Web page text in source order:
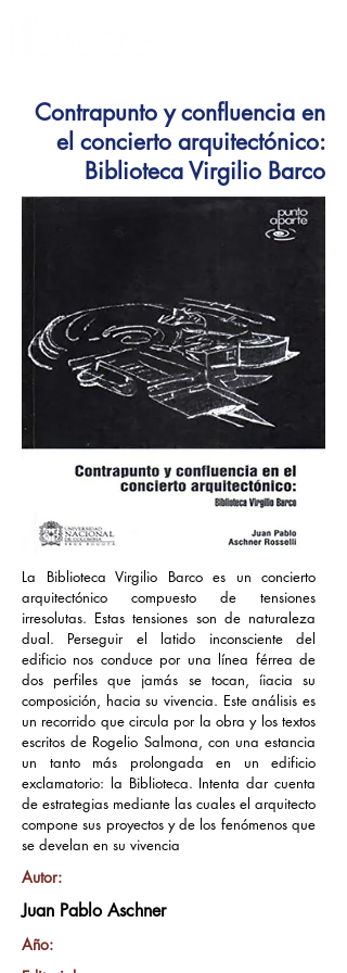
Contrapunto y confluencia en
el concierto arquitectónico:
Biblioteca Virgilio Barco
La Biblioteca Virgilio Barco es un concierto
arquitectónico compuesto de tensiones
irresolutas. Estas tensiones son de naturaleza
dual. Perseguir el latido inconsciente del
edificio nos conduce por una línea férrea de
dos perfiles que jamás se tocan, íiacia su
composición, hacia su vivencia. Este análisis es
un recorrido que circula por la obra y los textos
escritos de Rogelio Salmona, con una estancia
un tanto más prolongada en un edificio
exclamatorio: la Biblioteca. Intenta dar cuenta
de estrategias mediante las cuales el arquitecto
compone sus proyectos y de los fenómenos que
se develan en su vivencia
Autor:
Juan Pablo Aschner
Año: